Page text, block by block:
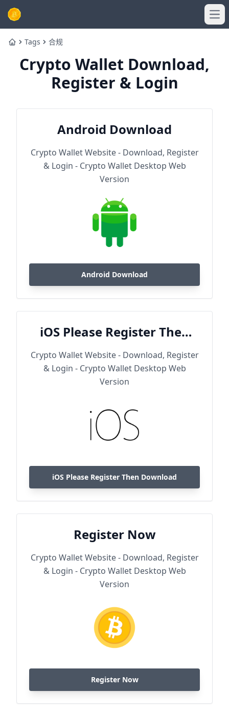
HomeTags 合规
Crypto Wallet Download,
Register & Login
Android Download
Crypto Wallet Website - Download, Register
& Login - Crypto Wallet Desktop Web
Version
Android Download
iOS Please Register Then
Download
Crypto Wallet Website - Download, Register
& Login - Crypto Wallet Desktop Web
Version
iOS Please Register Then Download
Register Now
Crypto Wallet Website - Download, Register
& Login - Crypto Wallet Desktop Web
Version
Register Now